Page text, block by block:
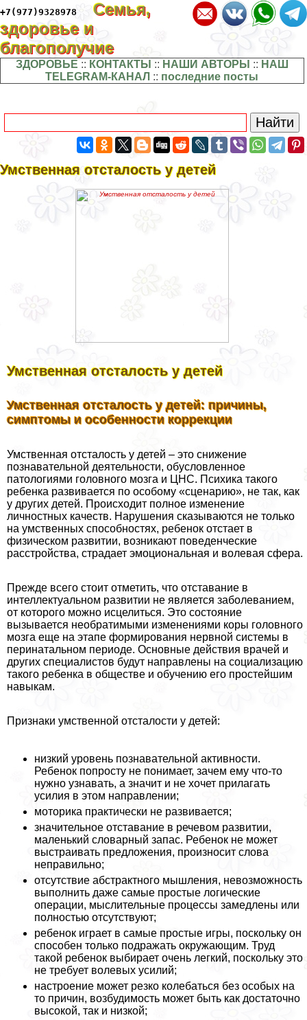
+7(977)9328978
Семья,
здоровье и
благополучие
ЗДОРОВЬЕ :: КОНТАКТЫ :: НАШИ АВТОРЫ :: НАШ
TELEGRAM-КАНАЛ :: последние посты
Умственная отсталость у детей
Умственная отсталость у детей
Умственная отсталость у детей: причины,
симптомы и особенности коррекции
Умственная отсталость у детей – это снижение
познавательной деятельности, обусловленное
патологиями головного мозга и ЦНС. Психика такого
ребенка развивается по особому «сценарию», не так, как
у других детей. Происходит полное изменение
личностных качеств. Нарушения сказываются не только
на умственных способностях, ребенок отстает в
физическом развитии, возникают поведенческие
расстройства, страдает эмоциональная и волевая сфера.
Прежде всего стоит отметить, что отставание в
интеллектуальном развитии не является заболеванием,
от которого можно исцелиться. Это состояние
вызывается необратимыми изменениями коры головного
мозга еще на этапе формирования нервной системы в
перинатальном периоде. Основные действия врачей и
других специалистов будут направлены на социализацию
такого ребенка в обществе и обучению его простейшим
навыкам.
Признаки умственной отсталости у детей:
низкий уровень познавательной активности.
Ребенок попросту не понимает, зачем ему что-то
нужно узнавать, а значит и не хочет прилагать
усилия в этом направлении;
моторика пpaктически не развивается;
значительное отставание в речевом развитии,
маленький словарный запас. Ребенок не может
выстраивать предложения, произносит слова
неправильно;
отсутствие абстpaктного мышления, невозможность
выполнить даже самые простые логические
операции, мыслительные процессы замедлены или
полностью отсутствуют;
ребенок играет в самые простые игры, поскольку он
способен только подражать окружающим. Труд
такой ребенок выбирает очень легкий, поскольку это
не требует волевых усилий;
настроение может резко колeбaться без особых на
то причин, возбудимость может быть как достаточно
высокой, так и низкой;